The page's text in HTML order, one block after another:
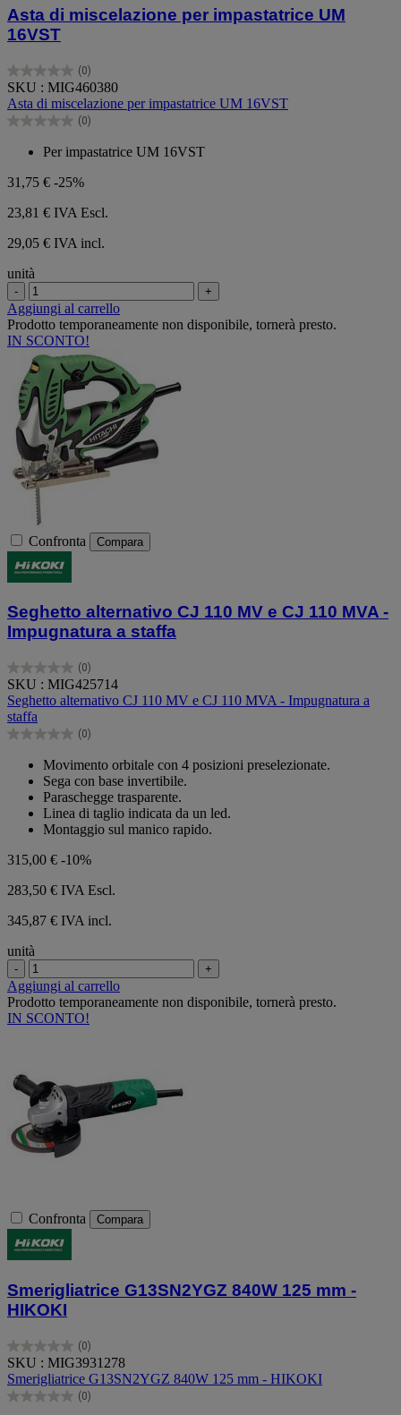
Asta di miscelazione per impastatrice UM
16VST
(0)
0.0
su
5
stelle.
SKU : MIG460380
Asta di miscelazione per impastatrice UM 16VST
(0)
0.0
stelle.
Per impastatrice UM 16VST
31,75 € -25%
23,81 € IVA Escl.
29,05 € IVA incl.
unità
- +
Aggiungi al carrello
Prodotto temporaneamente non disponibile, tornerà presto.
IN SCONTO!
Confronta Compara
Seghetto alternativo CJ 110 MV e CJ 110 MVA -
Impugnatura a staffa
(0)
0.0
su
5
stelle.
SKU : MIG425714
Seghetto alternativo CJ 110 MV e CJ 110 MVA - Impugnatura a
staffa
(0)
0.0
Movimento orbitale con 4 posizioni preselezionate.
Sega con base invertibile.
Paraschegge trasparente.
Linea di taglio indicata da un led.
Montaggio sul manico rapido.
315,00 € -10%
283,50 € IVA Escl.
345,87 € IVA incl.
unità
- +
Aggiungi al carrello
Prodotto temporaneamente non disponibile, tornerà presto.
IN SCONTO!
Confronta Compara
Smerigliatrice G13SN2YGZ 840W 125 mm -
HIKOKI
(0)
0.0
su
5
stelle.
SKU : MIG3931278
Smerigliatrice G13SN2YGZ 840W 125 mm - HIKOKI
(0)
0.0